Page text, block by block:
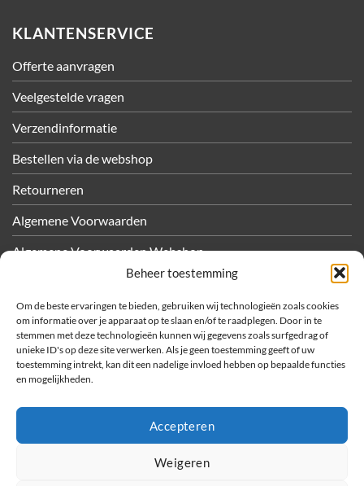
Beheer toestemming
Om de beste ervaringen te bieden, gebruiken wij technologieën zoals cookies
om informatie over je apparaat op te slaan en/of te raadplegen. Door in te
stemmen met deze technologieën kunnen wij gegevens zoals surfgedrag of
unieke ID's op deze site verwerken. Als je geen toestemming geeft of uw
toestemming intrekt, kan dit een nadelige invloed hebben op bepaalde functies
en mogelijkheden.
Accepteren
Weigeren
KLANTENSERVICE
Offerte aanvragen
Veelgestelde vragen
Verzendinformatie
Bestellen via de webshop
Retourneren
Algemene Voorwaarden
Algemene Voorwaarden Webshop
Cookiebeleid
OVER METEC
Bedrijfsfilms